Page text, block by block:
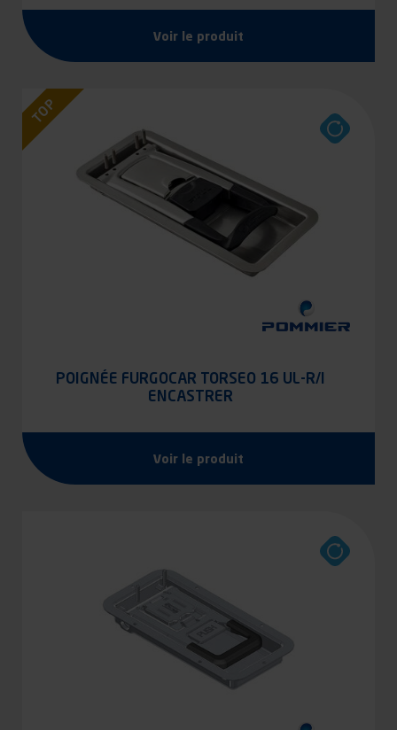
Voir le produit
TOP
POIGNÉE FURGOCAR TORSEO 16 UL-R/I
ENCASTRER
Voir le produit